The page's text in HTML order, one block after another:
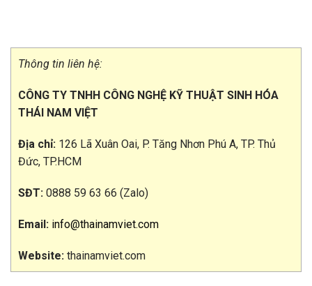
Thông tin liên hệ:
CÔNG TY TNHH CÔNG NGHỆ KỸ THUẬT SINH HÓA
THÁI NAM VIỆT
Địa chỉ: 126 Lã Xuân Oai, P. Tăng Nhơn Phú A, TP. Thủ
Đức, TP.HCM
SĐT: 0888 59 63 66 (Zalo)
Email: info@thainamviet.com
Website: thainamviet.com